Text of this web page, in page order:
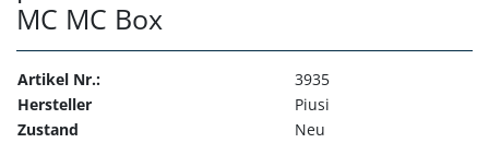
MC MC Box
Artikel Nr.:
3935
Hersteller
Piusi
Zustand
Neu